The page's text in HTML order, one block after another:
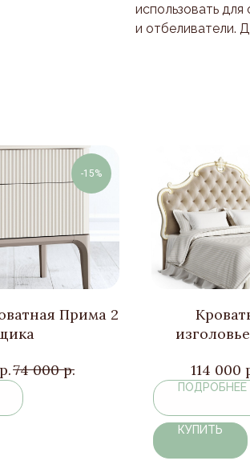
использовать
и отбеливатели.
-15%
Прима 2
р.74 000 р.
114 000
ПОДРОБНЕЕ
КУПИТЬ